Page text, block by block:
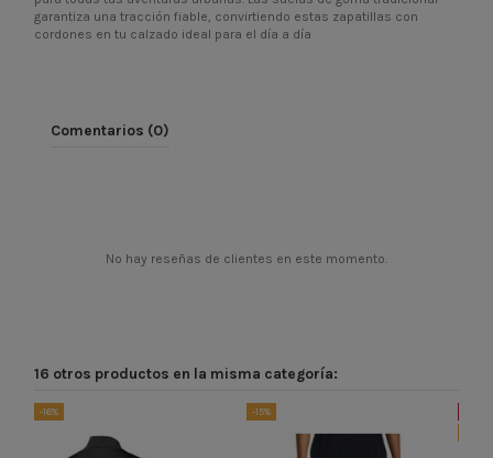
garantiza una tracción fiable, convirtiendo estas zapatillas con
cordones en tu calzado ideal para el día a día
Comentarios (0)
No hay reseñas de clientes en este momento.
16 otros productos en la misma categoría:
-16% -15%